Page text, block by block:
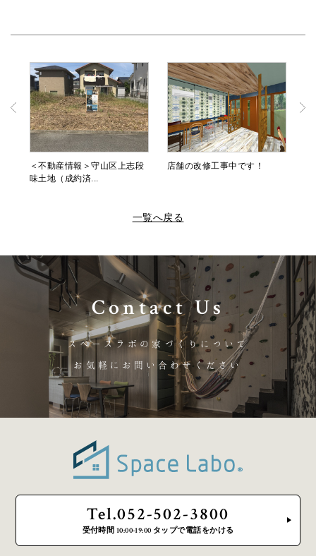
＜不動産情報＞守山区上志段
味土地（成約済...
店舗の改修工事中です！
一覧へ戻る
Contact Us
スペースラボの家づくりについて
お気軽にお問い合わせください
Tel.052-502-3800
受付時間 10:00-19:00 タップで電話をかける